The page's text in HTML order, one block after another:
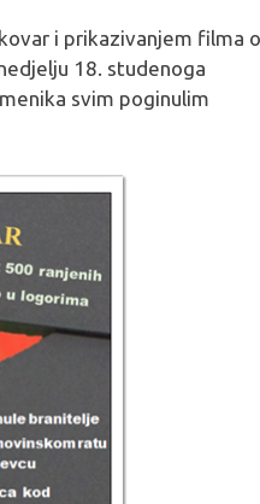
i prikazivanjem filma o
18. studenoga
svim poginulim